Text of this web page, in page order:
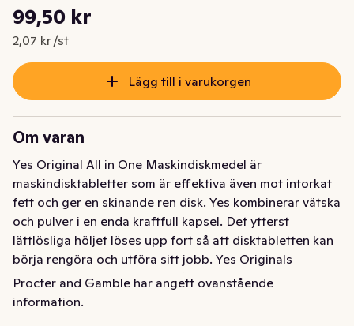
Nuvarande pris är: 99,50 kr
99,50 kr
2,07 kr /st
Styckpris: 2,07 kr /st
Lägg till i varukorgen
Om varan
Yes Original All in One Maskindiskmedel är
maskindisktabletter som är effektiva även mot intorkat
fett och ger en skinande ren disk. Yes kombinerar vätska
och pulver i en enda kraftfull kapsel. Det ytterst
lättlösliga höljet löses upp fort så att disktabletten kan
börja rengöra och utföra sitt jobb. Yes Originals
disktabletter rengör första gången och är effektiva
även mot intorkat fett. Och de är så enkla att använda!
Procter and Gamble har angett ovanstående
information.